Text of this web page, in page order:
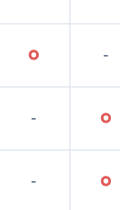
○ -
- ○
- ○